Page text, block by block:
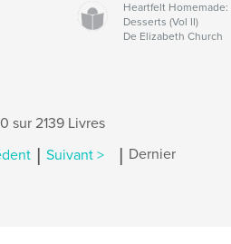
Heartfelt Homemade:
Desserts (Vol II)
De Elizabeth Church
sur 2139 Livres
| Suivant > | Dernier